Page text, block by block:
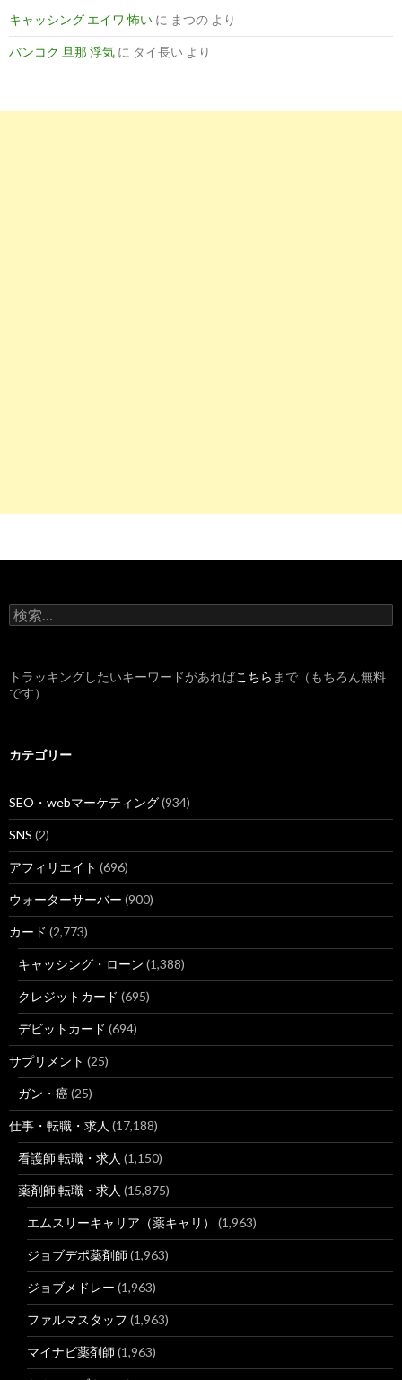
キャッシング エイワ 怖い に まつの より
バンコク 旦那 浮気 に タイ長い より
検
索
トラッキングしたいキーワードがあればこちら まで（もちろん無料
です）
カテゴリー
SEO・webマーケティング(934)
SNS (2)
アフィリエイト (696)
ウォーターサーバー (900)
カード (2,773)
キャッシング・ローン (1,388)
クレジットカード (695)
デビットカード (694)
サプリメント (25)
ガン・癌(25)
仕事・転職・求人 (17,188)
看護師 転職・求人 (1,150)
薬剤師 転職・求人 (15,875)
エムスリーキャリア（薬キャリ） (1,963)
ジョブデポ薬剤師 (1,963)
ジョブメドレー (1,963)
ファルマスタッフ (1,963)
マイナビ薬剤師 (1,963)